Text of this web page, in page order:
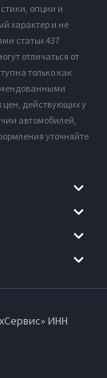
опции и
характер и не
статьи 437
отличаться от
только как
цен, действующих у
автомобилей,
уточняйте
ИНН